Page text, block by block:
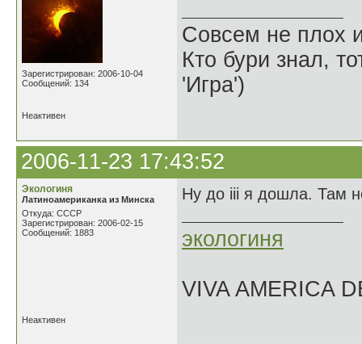
Зарегистрирован: 2006-10-04
Сообщений: 134
Совсем не плох
Кто бури знал,
'Игра')
Неактивен
2006-11-23 17:43:52
Экологиня
Латиноамериканка из Минска
Откуда: СССР
Зарегистрирован: 2006-02-15
Сообщений: 1883
Ну до iii я дошла. Там
экологиня
VIVA AMERICA
Неактивен